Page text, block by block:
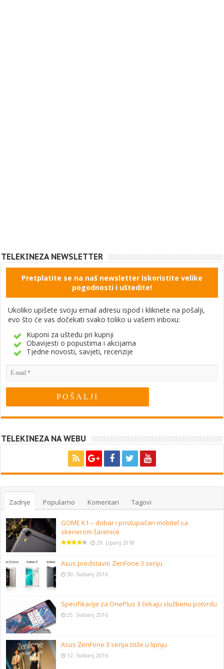
TELEKINEZA NEWSLETTER
Pretplatite se na naš newsletter Iskoristite velike
pogodnosti i uštedite!
Ukoliko upišete svoju email adresu ispod i kliknete na pošalji,
evo što će vas dočekati svako toliko u vašem inboxu:
Kuponi za uštedu pri kupnji
Obavijesti o popustima i akcijama
Tjedne novosti, savjeti, recenzije
TELEKINEZA NA WEBU
Zadnje Popularno Komentari Tagovi
GOME K1 – dobar i pristupačan mobitel sa
skenerom šarenice
29. Lipanj 2018
Asus predstavio ZenFone 3 seriju
30. Svibanj 2016
Specifikacije za OnePlus 3 čekaju službenu potvrdu
25. Svibanj 2016
Asus ZenFone 3 serija stiže u lipnju
12. Svibanj 2016